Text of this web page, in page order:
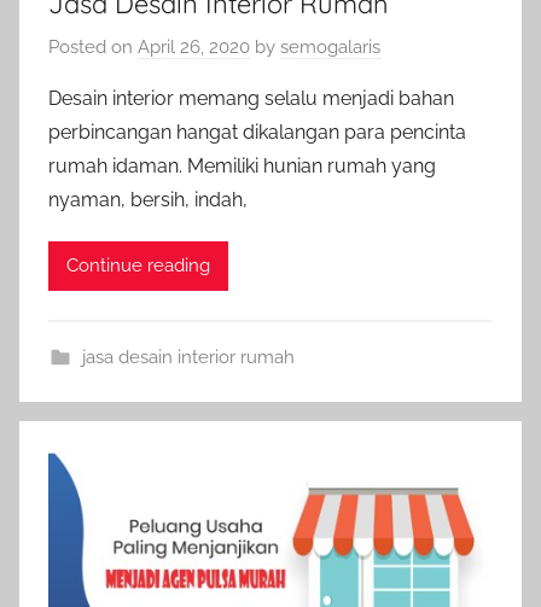
Posted on April 26, 2020 by semogalaris
Desain interior memang selalu menjadi bahan
perbincangan hangat dikalangan para pencinta
rumah idaman. Memiliki hunian rumah yang
nyaman, bersih, indah,
Continue reading
jasa desain interior rumah